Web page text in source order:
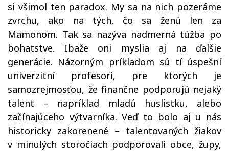
si všimol ten paradox. My sa na nich pozeráme
zvrchu, ako na tých, čo sa ženú len za
Mamonom. Tak sa nazýva nadmerná túžba po
bohatstve. Ibaže oni myslia aj na ďalšie
generácie. Názorným príkladom sú tí úspešní
univerzitní profesori, pre ktorých je
samozrejmosťou, že finančne podporujú nejaký
talent – napríklad mladú huslistku, alebo
začínajúceho výtvarníka. Veď to bolo aj u nás
historicky zakorenené – talentovaných žiakov
v minulých storočiach podporovali obce, župy,